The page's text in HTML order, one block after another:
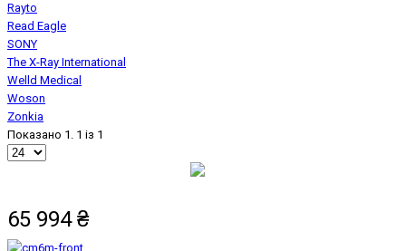
Rayto
Read Eagle
SONY
The X-Ray International
Welld Medical
Woson
Zonkia
Показано 1. 1 із 1
65 994₴